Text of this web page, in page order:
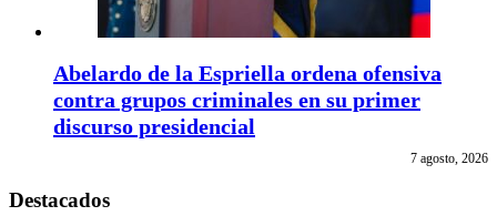
Abelardo de la Espriella ordena ofensiva
contra grupos criminales en su primer
discurso presidencial
7 agosto, 2026
Destacados